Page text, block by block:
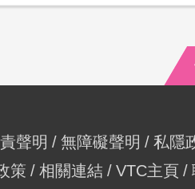
聲明 無障礙聲明
私隱
策
相關連結 VTC主頁